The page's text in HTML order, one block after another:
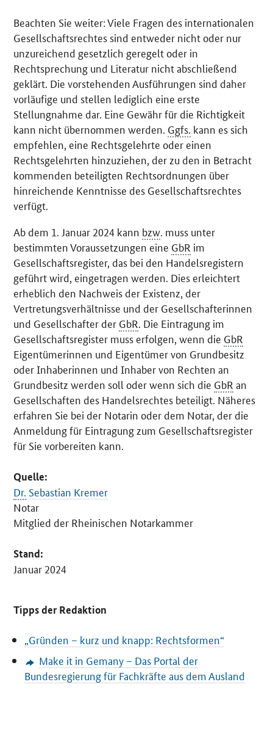
Beachten Sie weiter: Viele Fragen des internationalen
Gesellschaftsrechtes sind entweder nicht oder nur
unzureichend gesetzlich geregelt oder in
Rechtsprechung und Literatur nicht abschließend
geklärt. Die vorstehenden Ausführungen sind daher
vorläufige und stellen lediglich eine erste
Stellungnahme dar. Eine Gewähr für die Richtigkeit
kann nicht übernommen werden. Ggfs. kann es sich
empfehlen, eine Rechtsgelehrte oder einen
Rechtsgelehrten hinzuziehen, der zu den in Betracht
kommenden beteiligten Rechtsordnungen über
hinreichende Kenntnisse des Gesellschaftsrechtes
verfügt.
Ab dem 1. Januar 2024 kann bzw. muss unter
bestimmten Voraussetzungen eine GbR im
Gesellschaftsregister, das bei den Handelsregistern
geführt wird, eingetragen werden. Dies erleichtert
erheblich den Nachweis der Existenz, der
Vertretungsverhältnisse und der Gesellschafterinnen
und Gesellschafter der GbR. Die Eintragung im
Gesellschaftsregister muss erfolgen, wenn die GbR
Eigentümerinnen und Eigentümer von Grundbesitz
oder Inhaberinnen und Inhaber von Rechten an
Grundbesitz werden soll oder wenn sich die GbR an
Gesellschaften des Handelsrechtes beteiligt. Näheres
erfahren Sie bei der Notarin oder dem Notar, der die
Anmeldung für Eintragung zum Gesellschaftsregister
für Sie vorbereiten kann.
Quelle:
Dr. Sebastian Kremer
Notar
Mitglied der Rheinischen Notarkammer
Stand:
Januar 2024
Tipps der Redaktion
„Gründen – kurz und knapp: Rechtsformen“
Make it in Gemany – Das Portal der
Bundesregierung für Fachkräfte aus dem Ausland